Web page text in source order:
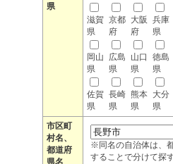
県
滋賀
県
京都
府
大阪
府
兵庫
県
岡山
県
広島
県
山口
県
徳島
県
佐賀
県
長崎
県
熊本
県
大分
県
市区町
村名、
都道府
県名
※同名の自治体は、
することで分けて探